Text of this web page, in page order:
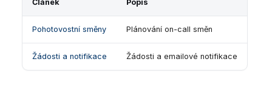
Článek Popis
Pohotovostní směny Plánování on-call směn
Žádosti a notifikace Žádosti a emailové notifikace